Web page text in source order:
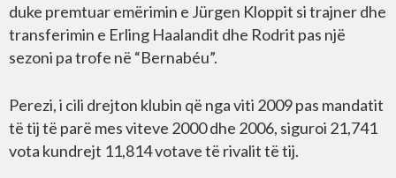
duke premtuar emërimin e Jürgen Kloppit si trajner dhe
transferimin e Erling Haalandit dhe Rodrit pas një
sezoni pa trofe në “Bernabéu”.
Perezi, i cili drejton klubin që nga viti 2009 pas mandatit
të tij të parë mes viteve 2000 dhe 2006, siguroi 21,741
vota kundrejt 11,814 votave të rivalit të tij.